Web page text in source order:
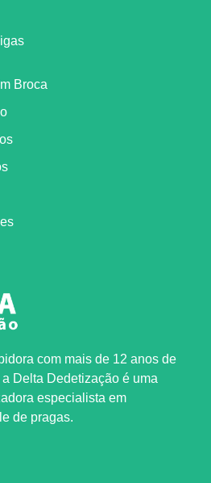
com mais de 12 anos de
Delta Dedetização é uma
especialista em
de pragas.
Broca